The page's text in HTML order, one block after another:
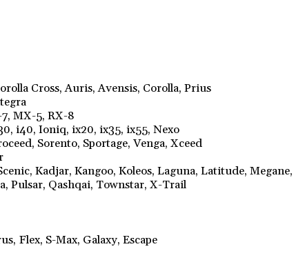
Cross, Auris, Avensis, Corolla, Prius
MX-5, RX-8
i40, Ioniq, ix20, ix35, ix55, Nexo
Sorento, Sportage, Venga, Xceed
Kadjar, Kangoo, Koleos, Laguna, Latitude,
Pulsar, Qashqai, Townstar, X-Trail
Flex, S-Max, Galaxy, Escape